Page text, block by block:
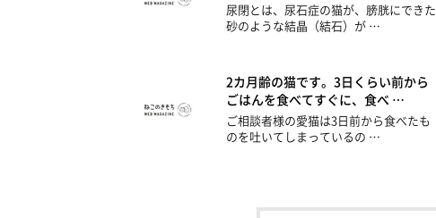
尿閉とは、尿石症の猫が、膀胱にできた
砂のような結晶（結石）が …
2カ月齢の猫です。3日くらい前から
ごはんを食べてすぐに、食べ …
ご相談者様の愛猫は3日前から食べたも
のを吐いてしまっているの …